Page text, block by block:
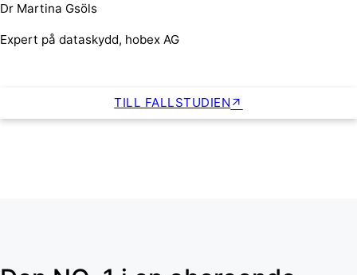
Dr Martina Gsöls
Expert på dataskydd, hobex AG
TILL FALLSTUDIEN